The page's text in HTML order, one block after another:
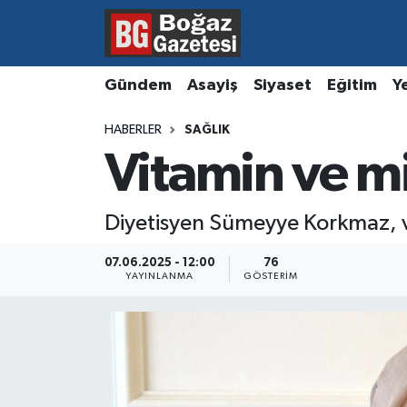
Gündem Asayiş Siyaset Eğitim
HABERLER SAĞLIK
Vitamin ve
Diyetisyen Sümeyye
07.06.2025 - 12:00
YAYINLANMA
76
GÖSTERIM
Asayiş
Ekonomi
Kültür ve Sanat
Hava Durumu
Süper Lig Puan Durumu ve Fikstür
Son Dakika Haberleri